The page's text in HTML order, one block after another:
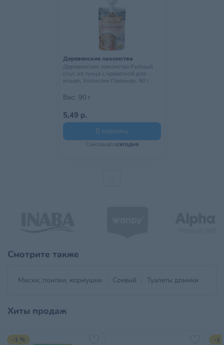
Деревенские лакомства
Деревенские лакомства Рыбный
соус из тунца с креветкой для
кошек, Холистик Премьер, 90 г
Вес: 90 г
5,49 р.
В корзину
Самовывозсегодня
Смотрите также
Миски, поилки, кормушки Соевый Туалеты домики
Хиты продаж
-1 % -1